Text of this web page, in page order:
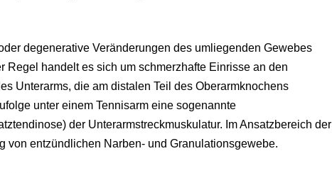
degenerative Veränderungen des umliegenden Gewebes
Regel handelt es sich um schmerzhafte Einrisse an den
Unterarms, die am distalen Teil des Oberarmknochens
unter einem Tennisarm eine sogenannte
der Unterarmstreckmuskulatur. Im Ansatzbereich der
von entzündlichen Narben- und Granulationsgewebe.